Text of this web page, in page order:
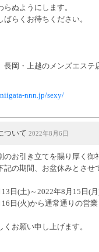
らぬようにします。
ばらくお待ちください。
長岡・上越のメンズエス
nnn.jp/sexy/
ついて 2022年8月6日
のお引き立てを賜り厚く御
記の期間、お盆休みとさせ
日(土)～2022年8月15日(
16日(火)から通常通りの営
くお願い申し上げます。